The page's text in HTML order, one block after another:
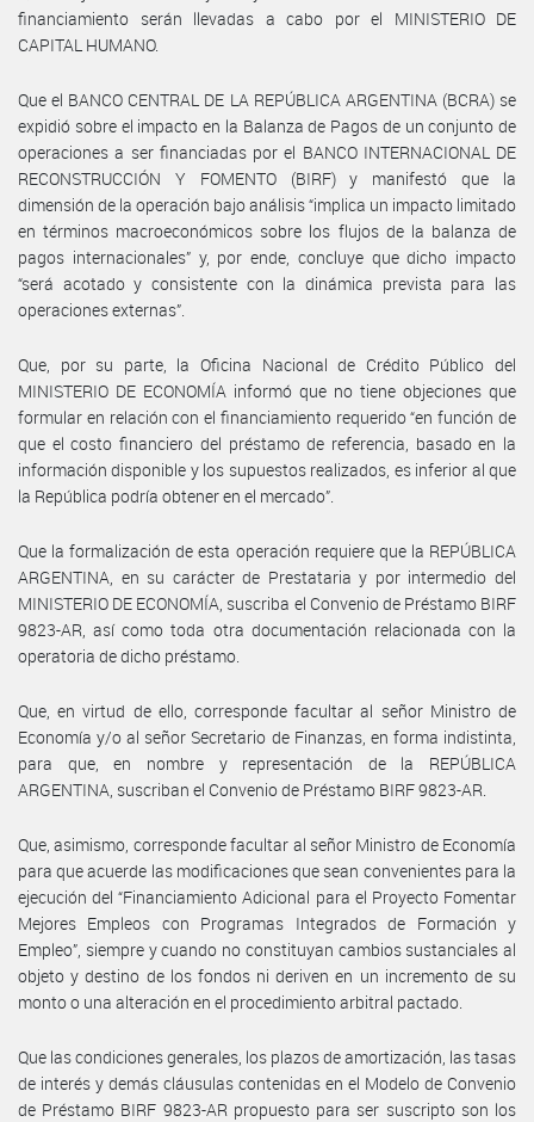
financiamiento serán llevadas a cabo por el MINISTERIO DE
CAPITAL HUMANO.
Que el BANCO CENTRAL DE LA REPÚBLICA ARGENTINA (BCRA) se
expidió sobre el impacto en la Balanza de Pagos de un conjunto de
operaciones a ser financiadas por el BANCO INTERNACIONAL DE
RECONSTRUCCIÓN Y FOMENTO (BIRF) y manifestó que la
dimensión de la operación bajo análisis “implica un impacto limitado
en términos macroeconómicos sobre los flujos de la balanza de
pagos internacionales” y, por ende, concluye que dicho impacto
“será acotado y consistente con la dinámica prevista para las
operaciones externas”.
Que, por su parte, la Oficina Nacional de Crédito Público del
MINISTERIO DE ECONOMÍA informó que no tiene objeciones que
formular en relación con el financiamiento requerido “en función de
que el costo financiero del préstamo de referencia, basado en la
información disponible y los supuestos realizados, es inferior al que
la República podría obtener en el mercado”.
Que la formalización de esta operación requiere que la REPÚBLICA
ARGENTINA, en su carácter de Prestataria y por intermedio del
MINISTERIO DE ECONOMÍA, suscriba el Convenio de Préstamo BIRF
9823-AR, así como toda otra documentación relacionada con la
operatoria de dicho préstamo.
Que, en virtud de ello, corresponde facultar al señor Ministro de
Economía y/o al señor Secretario de Finanzas, en forma indistinta,
para que, en nombre y representación de la REPÚBLICA
ARGENTINA, suscriban el Convenio de Préstamo BIRF 9823-AR.
Que, asimismo, corresponde facultar al señor Ministro de Economía
para que acuerde las modificaciones que sean convenientes para la
ejecución del “Financiamiento Adicional para el Proyecto Fomentar
Mejores Empleos con Programas Integrados de Formación y
Empleo”, siempre y cuando no constituyan cambios sustanciales al
objeto y destino de los fondos ni deriven en un incremento de su
monto o una alteración en el procedimiento arbitral pactado.
Que las condiciones generales, los plazos de amortización, las tasas
de interés y demás cláusulas contenidas en el Modelo de Convenio
de Préstamo BIRF 9823-AR propuesto para ser suscripto son los